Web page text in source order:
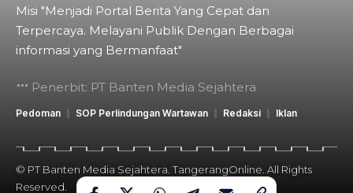
Misi "Menjadi Portal Berita Yang Cepat dan
Terpercaya. Melayani Publik Dengan Berbagai
informasi yang Bermanfaat"
Penerbit: PT Banten Media Sejahtera
Pedoman SOP Perlindungan Wartawan Redaksi Iklan
© PT Banten Media Sejahtera. TangerangOnline. All Rights
Reserved.